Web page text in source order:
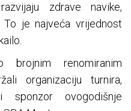
zdrave navike,
je najveća vrijednost
renomiranim
organizaciju turnira,
ovogodišnje